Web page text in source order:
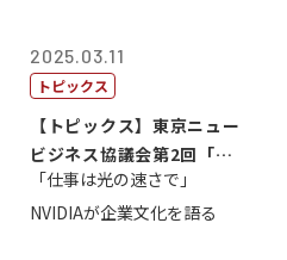
2025.03.11
トピックス
【トピックス】東京ニュー
ビジネス協議会第2回「起
業から成功へ...
「仕事は光の速さで」
NVIDIAが企業文化を語る